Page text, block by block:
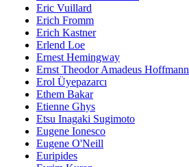
Eric Vuillard
Erich Fromm
Erich Kastner
Erlend Loe
Ernest Hemingway
Ernst Theodor Amadeus Hoffmann
Erol Üyepazarcı
Ethem Bakar
Etienne Ghys
Etsu Inagaki Sugimoto
Eugene Ionesco
Eugene O'Neill
Euripides